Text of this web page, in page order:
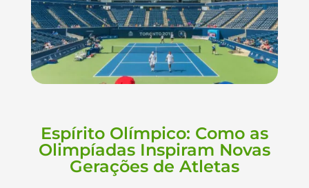
Espírito Olímpico: Como as
Olimpíadas Inspiram Novas
Gerações de Atletas